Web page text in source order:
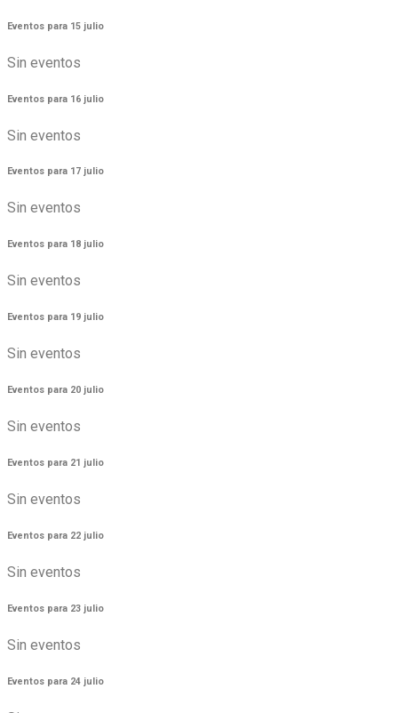
Eventos para 15 julio
Sin eventos
Eventos para 16 julio
Sin eventos
Eventos para 17 julio
Sin eventos
Eventos para 18 julio
Sin eventos
Eventos para 19 julio
Sin eventos
Eventos para 20 julio
Sin eventos
Eventos para 21 julio
Sin eventos
Eventos para 22 julio
Sin eventos
Eventos para 23 julio
Sin eventos
Eventos para 24 julio